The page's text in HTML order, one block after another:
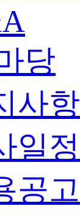
당
사항
일정
공고